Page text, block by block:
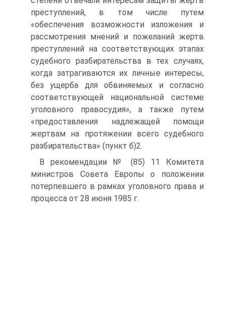
преступлений, в том числе путем
«обеспечения возможности изложения и
рассмотрения мнений и пожеланий жертв
преступлений на соответствующих этапах
судебного разбирательства в тех случаях,
когда затрагиваются их личные интересы,
без ущерба для обвиняемых и согласно
соответствующей национальной системе
уголовного правосудия», а также путем
«предоставления надлежащей помощи
жертвам на протяжении всего судебного
разбирательства» (пункт б)2.
В рекомендации № (85) 11 Комитета
министров Совета Европы о положении
потерпевшего в рамках уголовного права и
процесса от 28 июня 1985 г.